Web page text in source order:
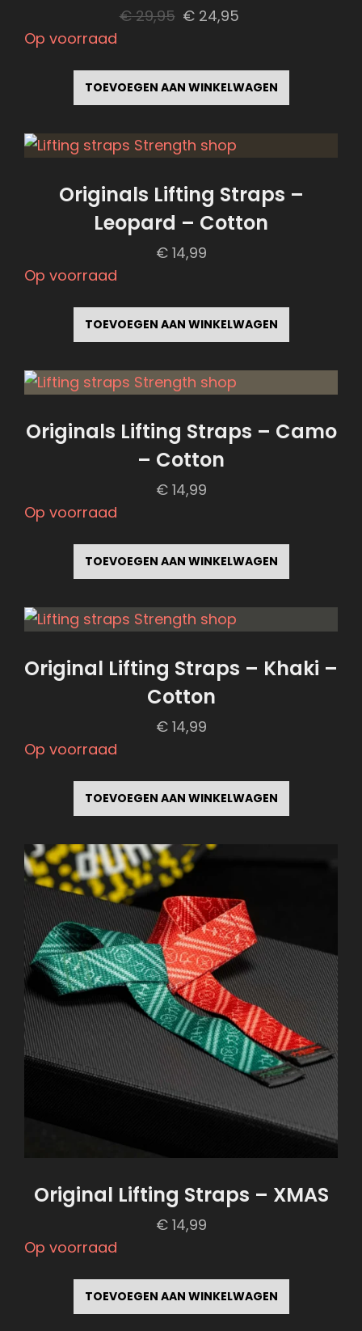
€29,95 Oorspronkelijke
€ 24,95
Op voorraad
TOEVOEGEN AAN WINKELWAGEN
Originals Lifting Straps –
Leopard – Cotton
€14,99
Op voorraad
TOEVOEGEN AAN WINKELWAGEN
Originals Lifting Straps – Camo
– Cotton
€14,99
Op voorraad
TOEVOEGEN AAN WINKELWAGEN
Original Lifting Straps – Khaki –
Cotton
€14,99
Op voorraad
TOEVOEGEN AAN WINKELWAGEN
Original Lifting Straps – XMAS
€14,99
Op voorraad
TOEVOEGEN AAN WINKELWAGEN